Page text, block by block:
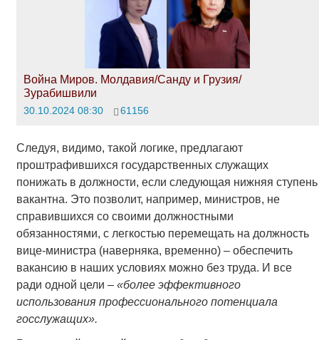
Война Миров. Молдавия/Санду и Грузия/
Зурабишвили
30.10.2024 08:30 61156
Следуя, видимо, такой логике, предлагают
проштрафившихся государственных служащих
понижать в должности, если следующая нижняя ступень
вакантна. Это позволит, например, министров, не
справившихся со своими должностными
обязанностями, с легкостью перемещать на должность
вице-министра (наверняка, временно) – обеспечить
вакансию в наших условиях можно без труда. И все
ради одной цели – «более эффективного
использования профессионального потенциала
госслужащих».